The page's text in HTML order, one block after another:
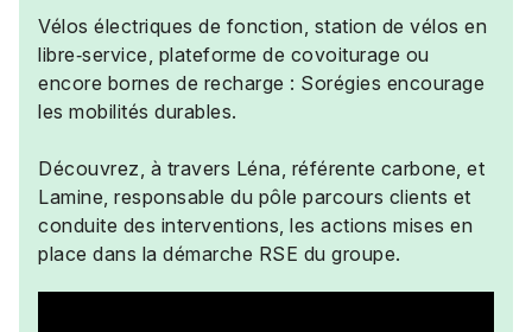
Vélos électriques de fonction, station de vélos en
libre‑service, plateforme de covoiturage ou
encore bornes de recharge : Sorégies encourage
les mobilités durables.
Découvrez, à travers Léna, référente carbone, et
Lamine, responsable du pôle parcours clients et
conduite des interventions, les actions mises en
place dans la démarche RSE du groupe.